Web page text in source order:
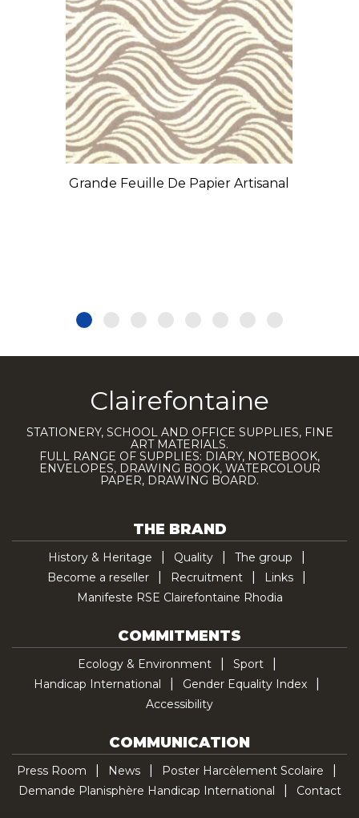
Grande Feuille De Papier Artisanal
Clairefontaine
STATIONERY, SCHOOL AND OFFICE SUPPLIES, FINE
ART MATERIALS.
FULL RANGE OF SUPPLIES: DIARY, NOTEBOOK,
ENVELOPES, DRAWING BOOK, WATERCOLOUR
PAPER, DRAWING BOARD.
THE BRAND
History & Heritage Quality
The group
Become a reseller
Recruitment
Links
Manifeste RSE Clairefontaine Rhodia
COMMITMENTS
Ecology & Environment
Sport
Handicap International
Gender Equality Index
Accessibility
COMMUNICATION
Press Room News
Poster Harcèlement Scolaire
Demande Planisphère Handicap International
Contact